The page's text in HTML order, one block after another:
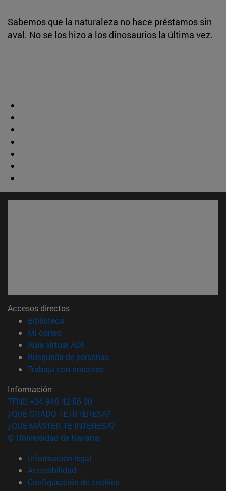
Sabemos que la naturaleza no hace préstamos sin
aval. No se los hizo a los dinosaurios la última vez.
Accesos directos
Biblioteca
Mi correo(abre en nueva ventana)
Aula virtual ADI
Búsqueda de personas(abre en nueva ventana)
Trabaja con nosotros(abre en nueva ventana)
Información
TFNO +34 948 42 56 00
¿QUÉ GRADO TE INTERESA?
¿QUÉ MÁSTER TE INTERESA?
© Universidad de Navarra
Información legal
Accesibilidad
Configuración de cookies